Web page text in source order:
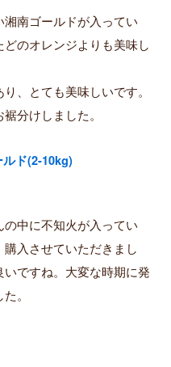
南ゴールドが入ってい
のオレンジよりも美味し
、とても美味しいです。
分けしました。
ド(2-10kg)
中に不知火が入ってい
入させていただきまし
ですね。大変な時期に発
。